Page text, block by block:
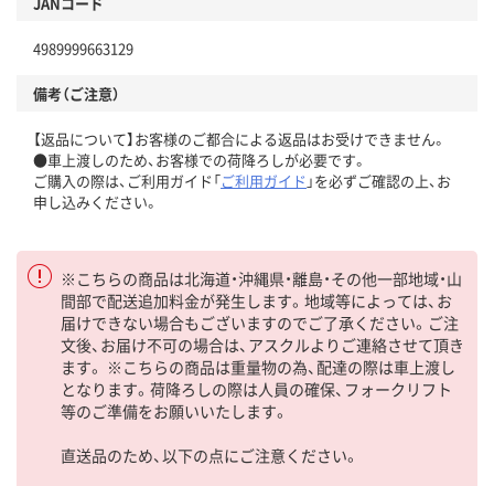
4989999663129
備考（ご注意）
【返品について】お客様のご都合による返品はお受けできません。
●車上渡しのため、お客様での荷降ろしが必要です。
ご購入の際は、ご利用ガイド「ご利用ガイド 」を必ずご確認の上、お
申し込みください。
※こちらの商品は北海道・沖縄県・離島・その他一部地域・山
間部で配送追加料金が発生します。地域等によっては、お
届けできない場合もございますのでご了承ください。ご注
文後、お届け不可の場合は、アスクルよりご連絡させて頂き
ます。 ※こちらの商品は重量物の為、配達の際は車上渡し
となります。荷降ろしの際は人員の確保、フォークリフト
等のご準備をお願いいたします。
直送品のため、以下の点にご注意ください。